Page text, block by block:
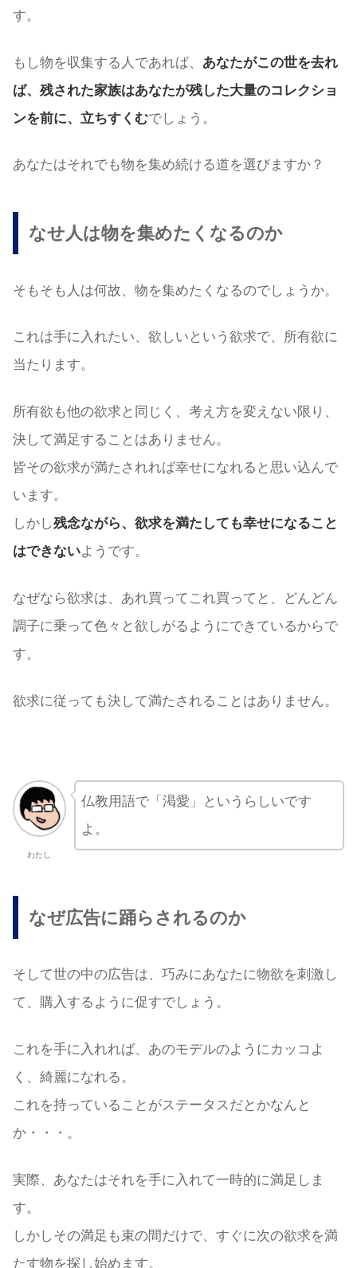
す。
もし物を収集する人であれば、 あなたがこの世を去れ
ば、残された家族はあなたが残した大量のコレクショ
ンを前に、立ちすくむでしょう。
あなたはそれでも物を集め続ける道を選びますか？
なせ人は物を集めたくなるのか
そもそも人は何故、物を集めたくなるのでしょうか。
これは手に入れたい、欲しいという欲求で、所有欲に
当たります。
所有欲も他の欲求と同じく、考え方を変えない限り、
決して満足することはありません。
皆その欲求が満たされれば幸せになれると思い込んで
います。
しかし残念ながら、欲求を満たしても幸せになること
はできないようです。
なぜなら欲求は、あれ買ってこれ買ってと、どんどん
調子に乗って色々と欲しがるようにできているからで
す。
欲求に従っても決して満たされることはありません。
わたし
仏教用語で「渇愛」というらしいです
よ。
なぜ広告に踊らされるのか
そして世の中の広告は、巧みにあなたに物欲を刺激し
て、購入するように促すでしょう。
これを手に入れれば、あのモデルのようにカッコよ
く、綺麗になれる。
これを持っていることがステータスだとかなんと
か・・・。
実際、あなたはそれを手に入れて一時的に満足しま
す。
しかしその満足も束の間だけで、すぐに次の欲求を満
たす物を探し始めます。